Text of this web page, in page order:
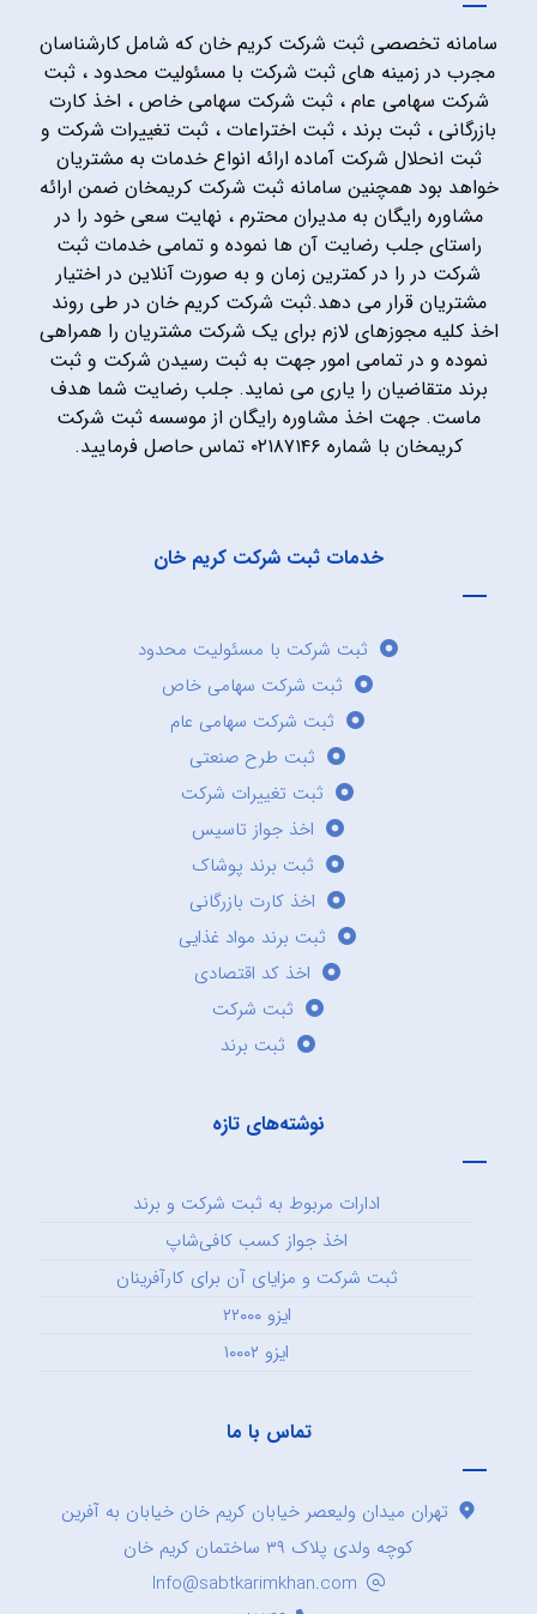
سامانه تخصصی ثبت شرکت کریم خان که شامل کارشناسان
مجرب در زمینه های ثبت شرکت با مسئولیت محدود ، ثبت
شرکت سهامی عام ، ثبت شرکت سهامی خاص ، اخذ کارت
بازرگانی ، ثبت برند ، ثبت اختراعات ، ثبت تغییرات شرکت و
ثبت انحلال شرکت آماده ارائه انواع خدمات به مشتریان
خواهد بود همچنین سامانه ثبت شرکت کریمخان ضمن ارائه
مشاوره رایگان به مدیران محترم ، نهایت سعی خود را در
راستای جلب رضایت آن ها نموده و تمامی خدمات ثبت
شرکت در را در کمترین زمان و به صورت آنلاین در اختیار
مشتریان قرار می دهد.ثبت شرکت کریم خان در طی روند
اخذ کلیه مجوزهای لازم برای یک شرکت مشتریان را همراهی
نموده و در تمامی امور جهت به ثبت رسیدن شرکت و ثبت
برند متقاضیان را یاری می نماید. جلب رضایت شما هدف
ماست. جهت اخذ مشاوره رایگان از موسسه ثبت شرکت
کریمخان با شماره ۰۲۱۸۷۱۴۶ تماس حاصل فرمایید.
خدمات ثبت شرکت کریم خان
ثبت شرکت با مسئولیت محدود
ثبت شرکت سهامی خاص
ثبت شرکت سهامی عام
ثبت طرح صنعتی
ثبت تغییرات شرکت
اخذ جواز تاسیس
ثبت برند پوشاک
اخذ کارت بازرگانی
ثبت برند مواد غذایی
اخذ کد اقتصادی
ثبت شرکت
ثبت برند
نوشته‌های تازه
ادارات مربوط به ثبت شرکت و برند
اخذ جواز کسب کافی‌شاپ
ثبت شرکت و مزایای آن برای کارآفرینان
ایزو ۲۲۰۰۰
ایزو ۱۰۰۰۲
تماس با ما
تهران میدان ولیعصر خیابان کریم خان خیابان به آفرین
کوچه ولدی پلاک ۳۹ ساختمان کریم خان
Info@sabtkarimkhan.com